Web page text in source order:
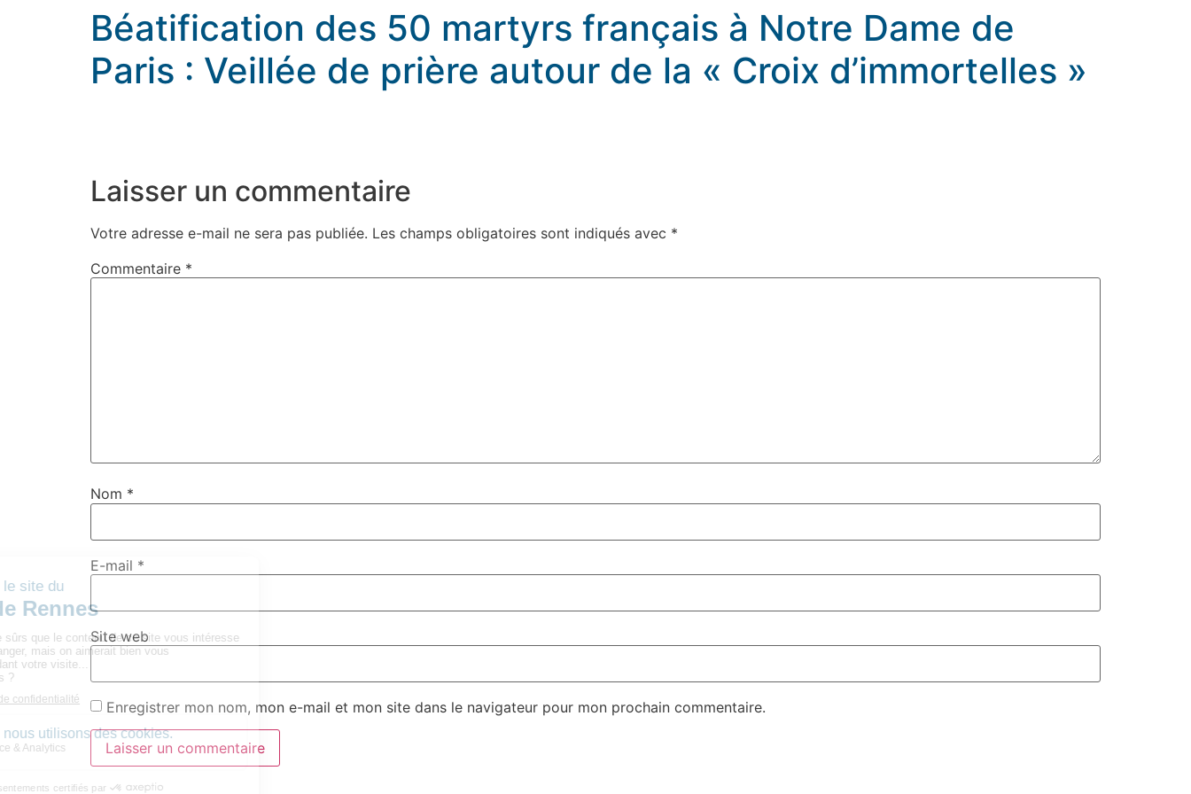
Béatification des 50 martyrs français à Notre Dame de
Paris : Veillée de prière autour de la « Croix d’immortelles »
Laisser un commentaire
Votre adresse e-mail ne sera pas publiée. Les champs obligatoires sont indiqués avec *
Commentaire *
Nom *
E-mail *
Site web
Enregistrer mon nom, mon e-mail et mon site dans le navigateur pour mon prochain commentaire.